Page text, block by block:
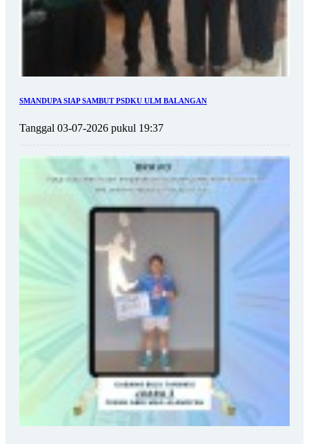
SMANDUPA SIAP SAMBUT PSDKU ULM BALANGAN
Tanggal 03-07-2026 pukul 19:37